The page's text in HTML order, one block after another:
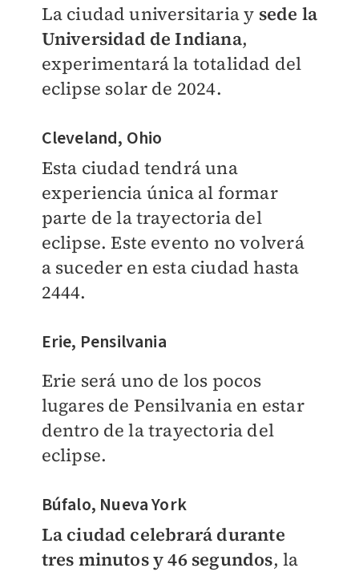
La ciudad universitaria y sede la
Universidad de Indiana,
experimentará la totalidad del
eclipse solar de 2024.
Cleveland, Ohio
Esta ciudad tendrá una
experiencia única al formar
parte de la trayectoria del
eclipse. Este evento no volverá
a suceder en esta ciudad hasta
2444.
Erie, Pensilvania
Erie será uno de los pocos
lugares de Pensilvania en estar
dentro de la trayectoria del
eclipse.
Búfalo, Nueva York
La ciudad celebrará durante
tres minutos y 46 segundos, la